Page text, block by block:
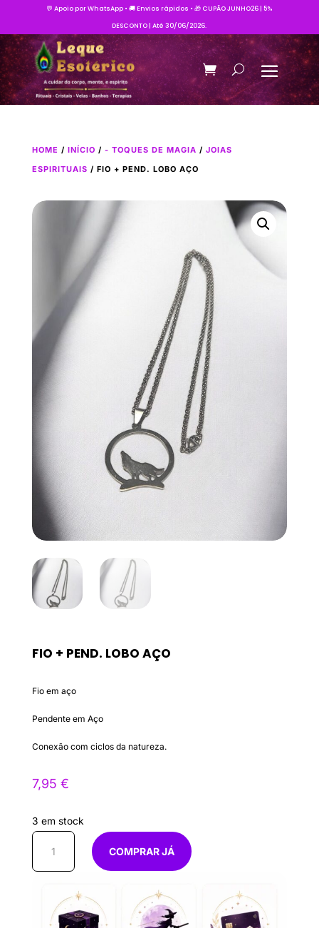
💬 Apoio por WhatsApp • 🚚 Envios rápidos • 🎁 CUPÃO JUNHO26 | 5%
DESCONTO | Até 30/06/2026.
HOME / INÍCIO / - TOQUES DE MAGIA / JOIAS
ESPIRITUAIS / FIO + PEND. LOBO AÇO
FIO + PEND. LOBO AÇO
Fio em aço
Pendente em Aço
Conexão com ciclos da natureza.
7,95 €
3 em stock
Quantidade
pend.
COMPRAR JÁ